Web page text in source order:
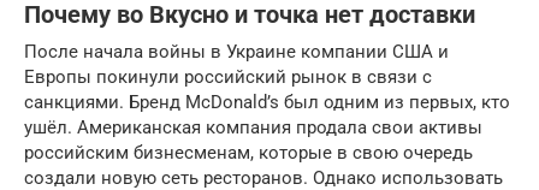
Почему во Вкусно и точка нет доставки
После начала войны в Украине компании США и
Европы покинули российский рынок в связи с
санкциями. Бренд McDonald’s был одним из первых, кто
ушёл. Американская компания продала свои активы
российским бизнесменам, которые в свою очередь
создали новую сеть ресторанов. Однако использовать